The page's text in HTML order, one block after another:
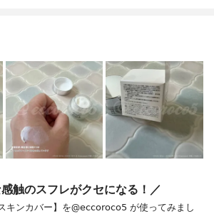
触のスフレがクセになる！／
キンカバー】を@𝖾𝖼𝖼𝗈𝗋𝗈𝖼𝗈𝟧 が使ってみまし